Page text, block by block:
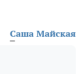
Саша Майская